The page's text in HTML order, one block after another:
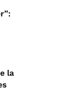
la